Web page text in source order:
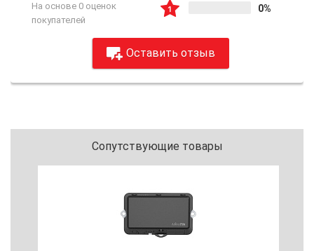
На основе 0 оценок
покупателей
0%
Оставить отзыв
Сопутствующие товары